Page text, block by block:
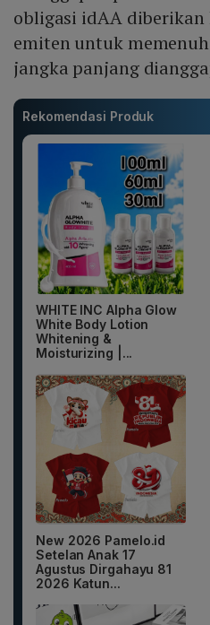
obligasi idAA diberikan
emiten untuk
jangka panjang
Rekomendasi Produk
WHITE INC Alpha Glow
White Body Lotion
Whitening &
Moisturizing |...
New 2026 Pamelo.id
Setelan Anak 17
Agustus Dirgahayu 81
2026 Katun...